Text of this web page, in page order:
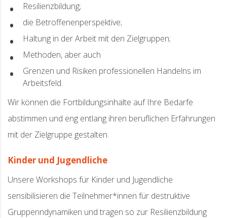
Resilienzbildung;
die Betroffenenperspektive;
Haltung in der Arbeit mit den Zielgruppen;
Methoden, aber auch
Grenzen und Risiken professionellen Handelns im
Arbeitsfeld.
Wir können die Fortbildungsinhalte auf Ihre Bedarfe
abstimmen und eng entlang ihren beruflichen Erfahrungen
mit der Zielgruppe gestalten.
Kinder und Jugendliche
Unsere Workshops für Kinder und Jugendliche
sensibilisieren die Teilnehmer*innen für destruktive
Gruppenndynamiken und tragen so zur Resilienzbildung